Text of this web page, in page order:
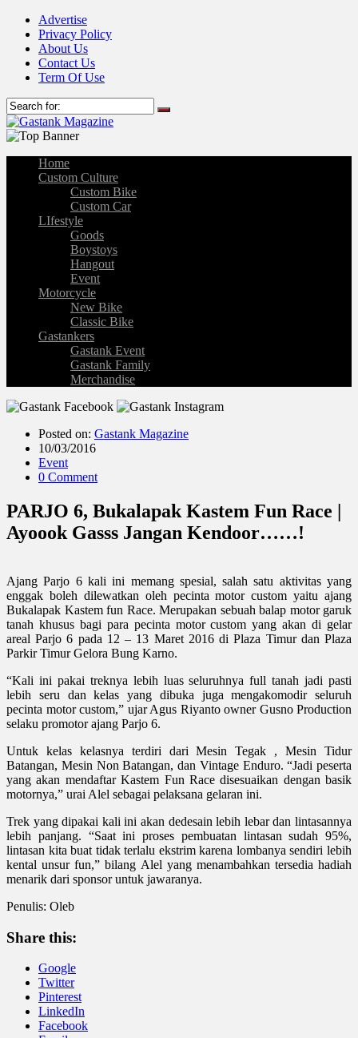
Advertise
Privacy Policy
About Us
Contact Us
Term Of Use
Home
Custom Culture
Custom Bike
Custom Car
LIfestyle
Goods
Boystoys
Hangout
Event
Motorcycle
New Bike
Classic Bike
Gastankers
Gastank Event
Gastank Family
Merchandise
Posted on: Gastank Magazine
10/03/2016
Event
0 Comment
PARJO 6, Bukalapak Kastem Fun Race |
Ayoook Gasss Jangan Kendoor……!
Ajang Parjo 6 kali ini memang spesial, salah satu aktivitas yang
enggak boleh dilewatkan oleh pecinta motor custom yaitu ajang
Bukalapak Kastem fun Race. Merupakan sebuah balap motor garuk
tanah khusus bagi para pecinta motor custom yang akan di gelar
areal Parjo 6 pada 12 – 13 Maret 2016 di Plaza Timur dan Plaza
Parkir Timur Gelora Bung Karno.
“Kali ini pakai treknya lebih luas seluruhnya full tanah jadi pasti
lebih seru dan kelas yang dibuka juga mengakomodir seluruh
pecinta motor custom,” ujar Agus Riyanto owner Gusno Production
selaku promotor ajang Parjo 6.
Untuk kelas kelasnya terdiri dari Mesin Tegak , Mesin Tidur
Batangan, Mesin Non Batangan, dan Vintage Enduro. “Jadi peserta
yang akan mendaftar Kastem Fun Race disesuaikan dengan basik
motornya,” urai Alel sebagai pelaksana gelaran ini.
Trek yang dipakai kali ini akan dedesain lebih lebar dan lintasannya
lebih panjang. “Saat ini proses pembuatan lintasan sudah 95%,
lintasan kita buat tidak terlalu ekstrim karena lombanya sendiri lebih
kental unsur fun,” bilang Alel yang menambahkan tersedia hadiah
menarik dari sponsor untuk jawaranya.
Penulis: Oleb
Share this:
Google
Twitter
Pinterest
LinkedIn
Facebook